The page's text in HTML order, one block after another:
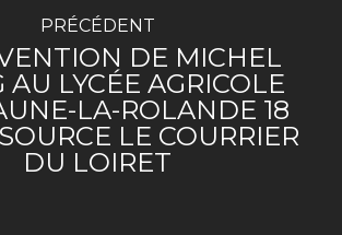
PRÉCÉDENT
DE MICHEL
AU LYCÉE AGRICOLE
LA-ROLANDE 18
LE COURRIER
DU LOIRET